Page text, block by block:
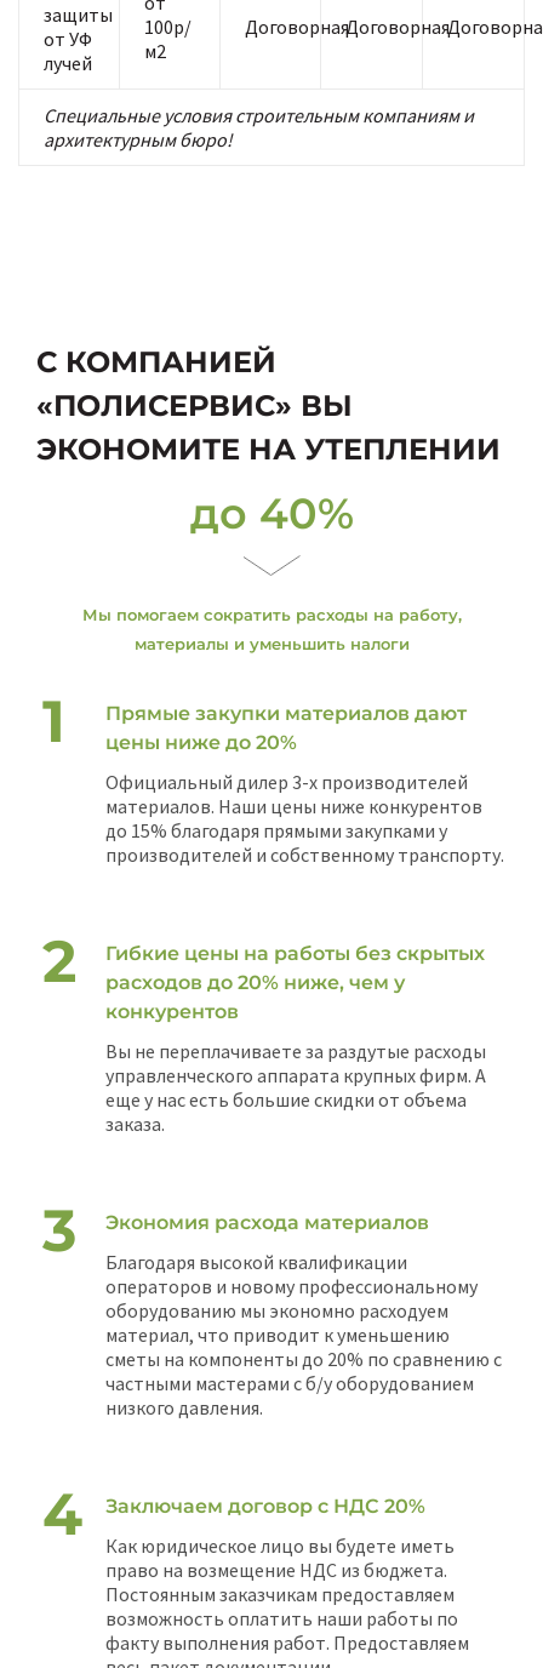
защиты
от УФ
лучей
100р/
м2
ДоговорнаяДоговорная
Специальные условия строительным компаниям и
архитектурным бюро!
С КОМПАНИЕЙ
«ПОЛИСЕРВИС» ВЫ
ЭКОНОМИТЕ НА УТЕПЛЕНИИ
до 40%
Мы помогаем сократить расходы на работу,
материалы и уменьшить налоги
Прямые закупки материалов дают
цены ниже до 20%
Официальный дилер 3-х производителей
материалов. Наши цены ниже конкурентов
до 15% благодаря прямыми закупками у
производителей и собственному транспорту.
Гибкие цены на работы без скрытых
расходов до 20% ниже, чем у
конкурентов
Вы не переплачиваете за раздутые расходы
управленческого аппарата крупных фирм. А
еще у нас есть большие скидки от объема
заказа.
Экономия расхода материалов
Благодаря высокой квалификации
операторов и новому профессиональному
оборудованию мы экономно расходуем
материал, что приводит к уменьшению
сметы на компоненты до 20% по сравнению с
частными мастерами с б/у оборудованием
низкого давления.
Заключаем договор с НДС 20%
Как юридическое лицо вы будете иметь
право на возмещение НДС из бюджета.
Постоянным заказчикам предоставляем
возможность оплатить наши работы по
факту выполнения работ. Предоставляем